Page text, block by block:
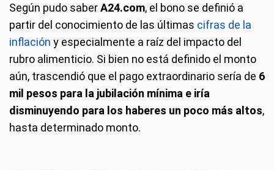
Según pudo saberA24.com, el bono se definió a
partir del conocimiento de las últimas cifras de la
inflación y especialmente a raíz del impacto del
rubro alimenticio. Si bien no está definido el monto
aún, trascendió que el pago extraordinario sería de 6
mil pesos para la jubilación mínima e iría
disminuyendo para los haberes un poco más altos,
hasta determinado monto.